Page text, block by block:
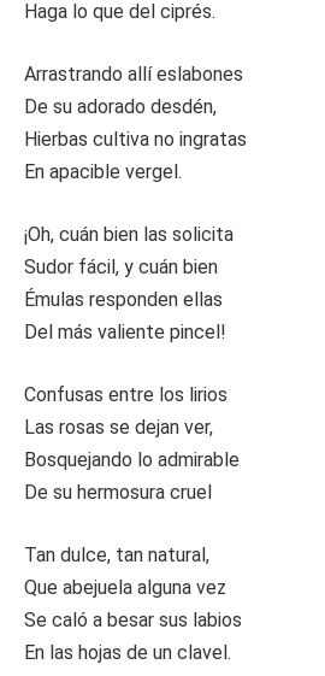
Haga lo que del ciprés.
Arrastrando allí eslabones
De su adorado desdén,
Hierbas cultiva no ingratas
En apacible vergel.
¡Oh, cuán bien las solicita
Sudor fácil, y cuán bien
Émulas responden ellas
Del más valiente pincel!
Confusas entre los lirios
Las rosas se dejan ver,
Bosquejando lo admirable
De su hermosura cruel
Tan dulce, tan natural,
Que abejuela alguna vez
Se caló a besar sus labios
En las hojas de un clavel.